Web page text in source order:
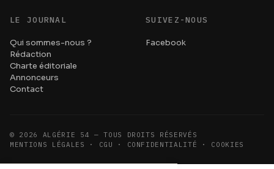
LE JOURNAL
Qui sommes-nous ?
Rédaction
Charte éditoriale
Annonceurs
Contact
SUIVEZ-NOUS
Facebook
© 2026
ALGÉRIE 54 — TOUS DROITS RÉSERVÉS
MENTIONS LÉGALES · CGU · CONFIDENTIALITÉ · COOKIES